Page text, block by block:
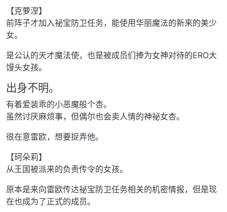
【克萝涅】
前阵子才加入祕宝防卫任务，能使用华丽魔法的新来的美少
女。
是公认的天才魔法使，也是被成员们捧为女神对待的ERO大
馒头女孩。
出身不明。
有着爱装乖的小恶魔般个杏。
虽然讨厌麻烦事，但偶尔也会卖人情的神祕女杏。
很在意雷欧，想要捉弄他。
【珂朵莉】
从王国被派来的负责传令的女孩。
原本是来向雷欧传达祕宝防卫任务相关的机密情报，但是现
在也成为了正式的成员。